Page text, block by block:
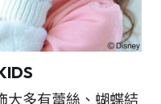
大多有蕾絲、蝴蝶結